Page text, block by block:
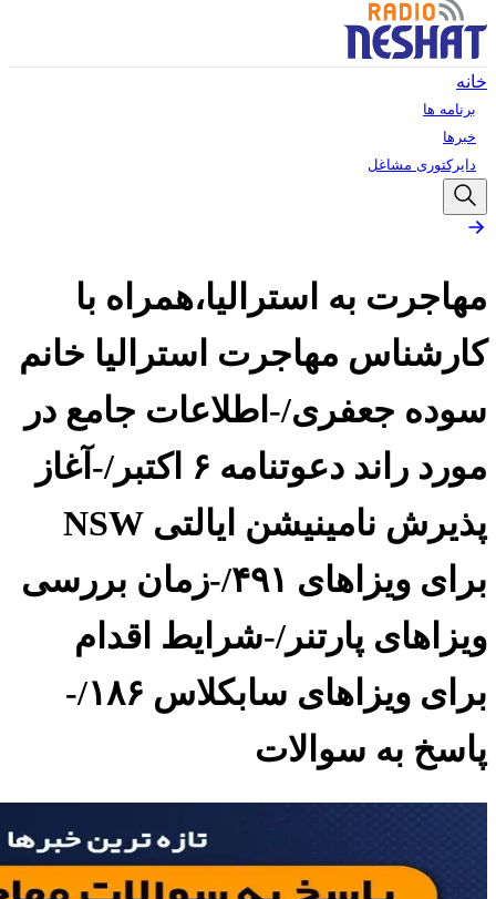
خانه
برنامه ها
خبرها
دایرکتوری مشاغل
مهاجرت به استرالیا،همراه با
کارشناس مهاجرت استرالیا خانم
سوده جعفری/-اطلاعات جامع در
مورد راند دعوتنامه ۶ اکتبر/-آغاز
پذیرش نامینیشن ایالتی NSW
برای ویزاهای ۴۹۱/-زمان بررسی
ویزاهای پارتنر/-شرایط اقدام
برای ویزاهای سابکلاس ۱۸۶/-
پاسخ به سوالات